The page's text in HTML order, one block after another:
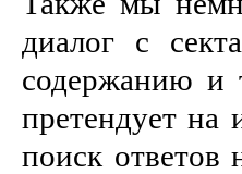
диалог с
содержанию и
претендует на
поиск ответов